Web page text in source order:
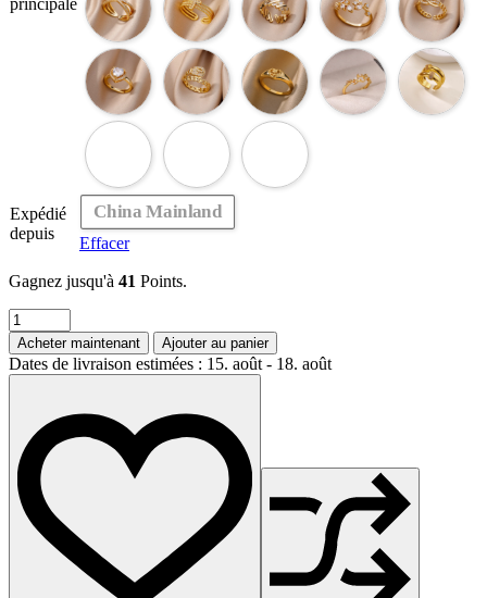
Expédié
depuis
China Mainland
Effacer
Gagnez jusqu'à 41 Points.
quantité
de
Bagues
géométriques
Zircon
pour
femmes,
en
acier
inoxydable,
Acheter maintenant Ajouter au panier
Dates de livraison estimées : 15. août - 18. août